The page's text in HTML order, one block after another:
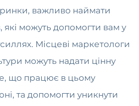
важливо наймати
які можуть допомогти вам у
Місцеві маркетологи
можуть надати цінну
що працює в цьому
та допомогти уникнути